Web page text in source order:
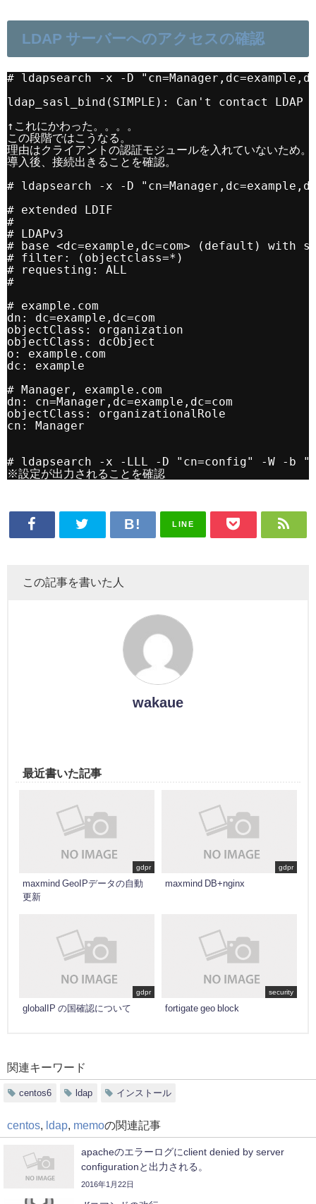
LDAP サーバーへのアクセスの確認
# ldapsearch -x -D
ldap_sasl_bind(SIMPLE): Can't contact
↑これにかわった。。。。
この段階ではこうなる。
理由はクライアントの認証モジュールを入れていないため。
導入後、接続出きることを確認。
# ldapsearch -x -D
# extended LDIF
#
# LDAPv3
# base <dc=example,dc=com> (default) with
# filter: (objectclass=*)
# requesting: ALL
#
# example.com
dn: dc=example,dc=com
objectClass: organization
objectClass: dcObject
o: example.com
dc: example
# Manager, example.com
dn: cn=Manager,dc=example,dc=com
objectClass: organizationalRole
cn: Manager
# ldapsearch -x -LLL -D "cn=config" -W -b
※設定が出力されることを確認
LINE
この記事を書いた人
wakaue
最近書いた記事
gdpr
maxmind GeoIPデータの自動
更新
gdpr
maxmind DB+nginx
gdpr
globalIP の国確認について
security
fortigate geo block
関連キーワード
centos6 ldap インストール
centos ldap memoの関連記事
apacheのエラーログにclient denied by server
configurationと出力される。
2016年1月22日